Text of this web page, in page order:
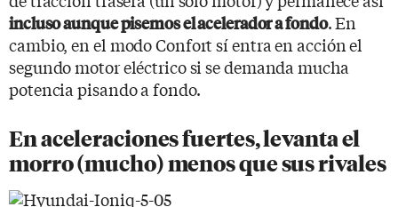
incluso aunque pisemos el acelerador a fondo. En
cambio, en el modo Confort sí entra en acción el
segundo motor eléctrico si se demanda mucha
potencia pisando a fondo.
En aceleraciones fuertes, levanta el
morro (mucho) menos que sus rivales